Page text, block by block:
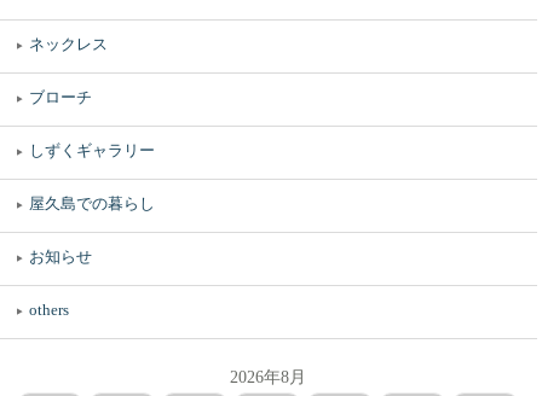
ネックレス
ブローチ
しずくギャラリー
屋久島での暮らし
お知らせ
others
2026年8月